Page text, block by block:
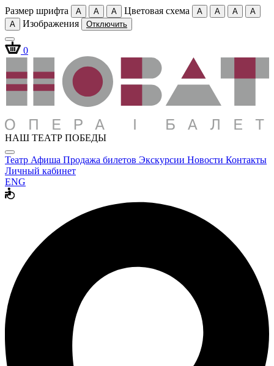
Размер шрифта A A A Цветовая схема A A A
A
A
Изображения Отключить
0
НАШ ТЕАТР ПОБЕДЫ
Театр Афиша Продажа билетов Экскурсии Новости Контакты
Личный кабинет
ENG